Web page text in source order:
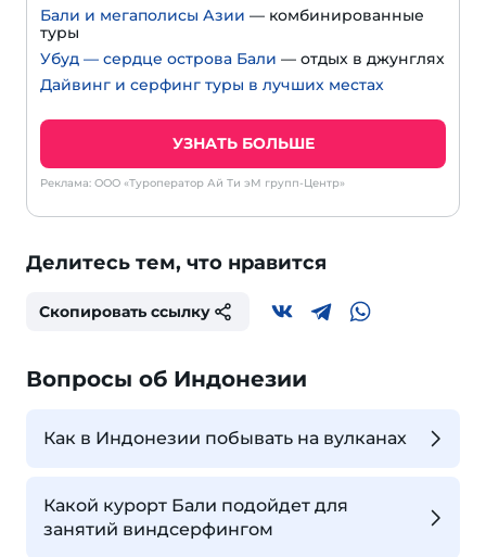
Бали и мегаполисы Азии — комбинированные
туры
Убуд — сердце острова Бали — отдых в джунглях
Дайвинг и серфинг туры в лучших местах
УЗНАТЬ БОЛЬШЕ
Реклама: ООО «Туроператор Ай Ти эМ групп-Центр»
Делитесь тем, что нравится
Скопировать ссылку
Вопросы об Индонезии
Как в Индонезии побывать на вулканах
Какой курорт Бали подойдет для
занятий виндсерфингом